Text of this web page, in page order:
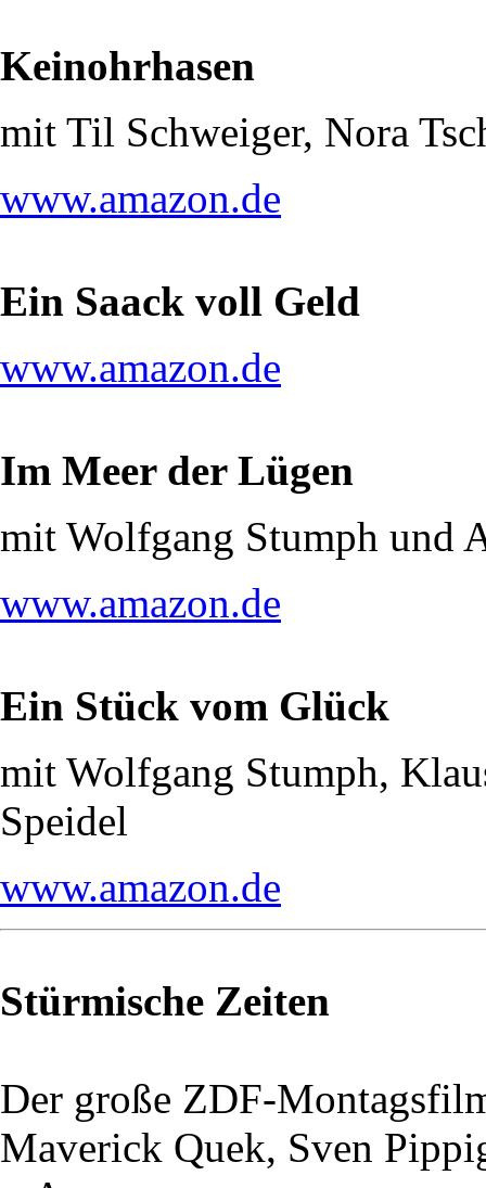
Keinohrhasen
mit Til Schweiger, Nora
www.amazon.de
Ein Saack voll Geld
www.amazon.de
Im Meer der Lügen
mit Wolfgang Stumph und
www.amazon.de
Ein Stück vom Glück
mit Wolfgang Stumph,
Speidel
www.amazon.de
Stürmische Zeiten
Der große ZDF-
Maverick Quek, Sven